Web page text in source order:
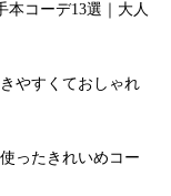
本コーデ13選｜大人
やすくておしゃれ
ったきれいめコー